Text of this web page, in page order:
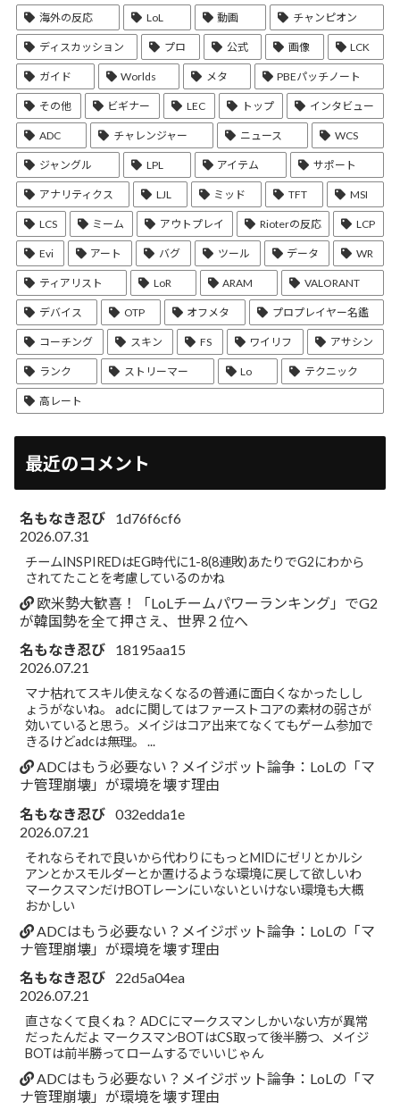
海外の反応 LoL 動画 チャンピオン
ディスカッション プロ 公式 画像 LCK
ガイド Worlds メタ PBEパッチノート
その他 ビギナー LEC トップ インタビュー
ADC チャレンジャー ニュース WCS
ジャングル LPL アイテム サポート
アナリティクス LJL ミッド TFT MSI
LCS ミーム アウトプレイ Rioterの反応 LCP
Evi アート バグ ツール データ WR
ティアリスト LoR ARAM VALORANT
デバイス OTP オフメタ プロプレイヤー名鑑
コーチング スキン FS ワイリフ アサシン
ランク ストリーマー Lo テクニック
高レート
最近のコメント
名もなき忍び
1d76f6cf6
2026.07.31
チームINSPIREDはEG時代に1-8(8連敗)あたりでG2にわから
されてたことを考慮しているのかね
欧米勢大歓喜！「LoLチームパワーランキング」でG2
が韓国勢を全て押さえ、世界２位へ
名もなき忍び
18195aa15
2026.07.21
マナ枯れてスキル使えなくなるの普通に面白くなかったしし
ょうがないね。 adcに関してはファーストコアの素材の弱さが
効いていると思う。メイジはコア出来てなくてもゲーム参加で
きるけどadcは無理。 ...
ADCはもう必要ない？メイジボット論争：LoLの「マ
ナ管理崩壊」が環境を壊す理由
名もなき忍び 032edda1e
2026.07.21
それならそれで良いから代わりにもっとMIDにゼリとかルシ
アンとかスモルダーとか置けるような環境に戻して欲しいわ
マークスマンだけBOTレーンにいないといけない環境も大概
おかしい
ADCはもう必要ない？メイジボット論争：LoLの「マ
ナ管理崩壊」が環境を壊す理由
名もなき忍び
22d5a04ea
2026.07.21
直さなくて良くね？ ADCにマークスマンしかいない方が異常
だったんだよ マークスマンBOTはCS取って後半勝つ、メイジ
BOTは前半勝ってロームするでいいじゃん
ADCはもう必要ない？メイジボット論争：LoLの「マ
ナ管理崩壊」が環境を壊す理由